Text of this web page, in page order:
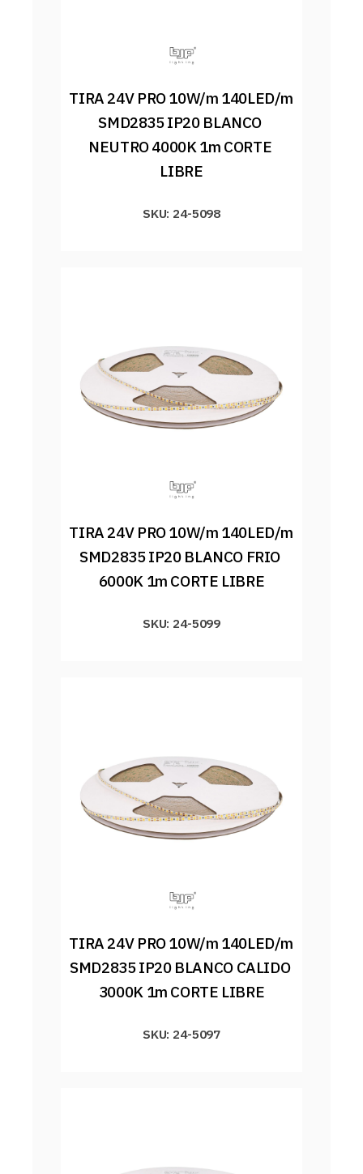
TIRA 24V PRO 10W/m 140LED/m
SMD2835 IP20 BLANCO
NEUTRO 4000K 1m CORTE
LIBRE
SKU: 24-5098
TIRA 24V PRO 10W/m 140LED/m
SMD2835 IP20 BLANCO FRIO
6000K 1m CORTE LIBRE
SKU: 24-5099
TIRA 24V PRO 10W/m 140LED/m
SMD2835 IP20 BLANCO CALIDO
3000K 1m CORTE LIBRE
SKU: 24-5097